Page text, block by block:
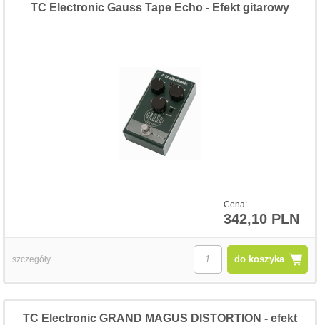
Cena:
342,10 PLN
TC Electronic Gauss Tape Echo - Efekt gitarowy
do koszyka
szczegóły
TC Electronic GRAND MAGUS DISTORTION - efekt